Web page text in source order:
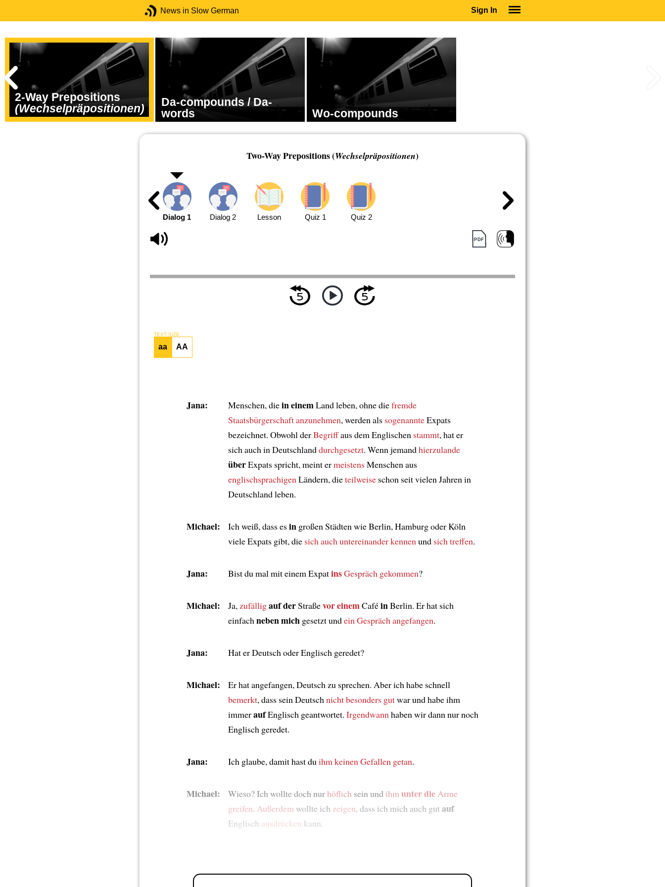
News in Slow German Sign In
2-Way Prepositions
(Wechselpräpositionen)
Da-compounds / Da-
words
Wo-compounds
Two-Way Prepositions (Wechselpräpositionen)
Dialog 1 Dialog 2 Lesson Quiz 1 Quiz 2
TEXT SIZE
aa AA
Jana: Menschen, diein einemLand leben, ohne diefremde
Staatsbürgerschaftanzunehmen, werden als sogenannteExpats
bezeichnet. Obwohl derBegriffaus dem Englischen stammt, hat er
sich auch in Deutschlanddurchgesetzt. Wenn jemandhierzulande
überExpats spricht, meint ermeistensMenschen aus
englischsprachigen Ländern, dieteilweiseschon seit vielen Jahren in
Deutschland leben.
Michael: Ich weiß, dass esin großen Städten wie Berlin, Hamburg oder Köln
viele Expats gibt, die sich auch untereinander kennen und sich treffen.
Jana: Bist du mal mit einem ExpatinsGespräch gekommen?
Michael: Ja, zufälligauf derStraßevor einemCaféinBerlin. Er hat sich
einfach neben mich gesetzt undein Gespräch angefangen.
Jana: Hat er Deutsch oder Englisch geredet?
Michael:
Er hat angefangen, Deutsch zu sprechen. Aber ich habe schnell
bemerkt, dass sein Deutsch nicht besonders gutwar und habe ihm
immeraufEnglisch geantwortet. Irgendwann haben wir dann nur noch
Englisch geredet.
Jana: Ich glaube, damit hast du ihm keinen Gefallen getan.
Michael: Wieso? Ich wollte doch nurhöflich sein und ihm unter dieArme
greifen. Außerdem wollte ich zeigen, dass ich mich auch gutauf
Englisch ausdrücken kann.